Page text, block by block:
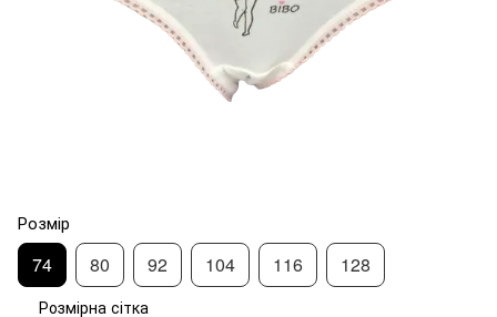
Розмір
74 80 92 104 116 128
Розмірна сітка